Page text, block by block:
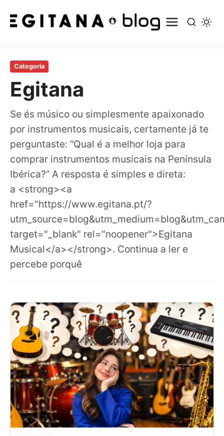
para
conteúdo
principal
Categoria
Egitana
Se és músico ou simplesmente apaixonado
por instrumentos musicais, certamente já te
perguntaste: “Qual é a melhor loja para
comprar instrumentos musicais na Península
Ibérica?” A resposta é simples e direta:
a <strong><a
href="https://www.egitana.pt/?
target="_blank" rel="noopener">Egitana
Musical</a></strong>. Continua a ler e
percebe porquê